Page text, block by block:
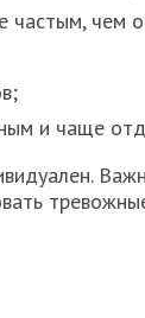
частым, чем
и чаще